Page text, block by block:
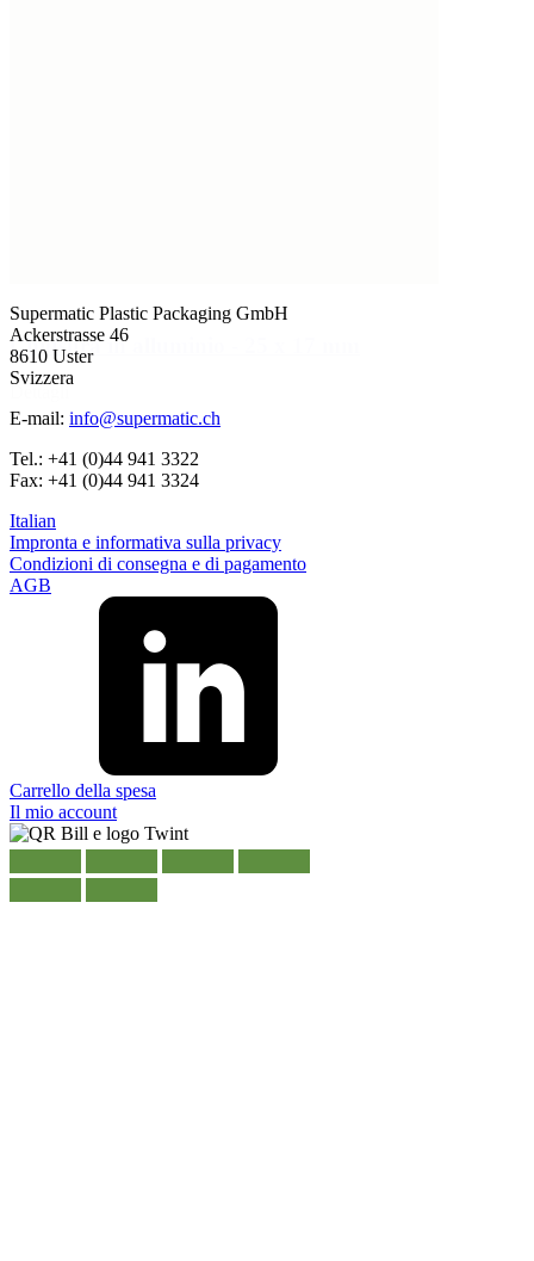
Chiusura in alluminio - 25 x 17 mm
Supermatic Plastic Packaging GmbH
Ackerstrasse 46
8610 Uster
Svizzera
E-mail: info@supermatic.ch
Tel.: +41 (0)44 941 3322
Fax: +41 (0)44 941 3324
Italian
Impronta e informativa sulla privacy
Condizioni di consegna e di pagamento
AGB
Carrello della spesa
Il mio account